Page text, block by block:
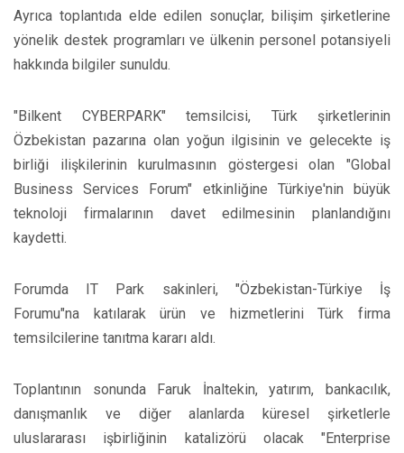
Ayrıca toplantıda elde edilen sonuçlar, bilişim şirketlerine
yönelik destek programları ve ülkenin personel potansiyeli
hakkında bilgiler sunuldu.
"Bilkent CYBERPARK" temsilcisi, Türk şirketlerinin
Özbekistan pazarına olan yoğun ilgisinin ve gelecekte iş
birliği ilişkilerinin kurulmasının göstergesi olan "Global
Business Services Forum" etkinliğine Türkiye'nin büyük
teknoloji firmalarının davet edilmesinin planlandığını
kaydetti.
Forumda IT Park sakinleri, "Özbekistan-Türkiye İş
Forumu"na katılarak ürün ve hizmetlerini Türk firma
temsilcilerine tanıtma kararı aldı.
Toplantının sonunda Faruk İnaltekin, yatırım, bankacılık,
danışmanlık ve diğer alanlarda küresel şirketlerle
uluslararası işbirliğinin katalizörü olacak "Enterprise